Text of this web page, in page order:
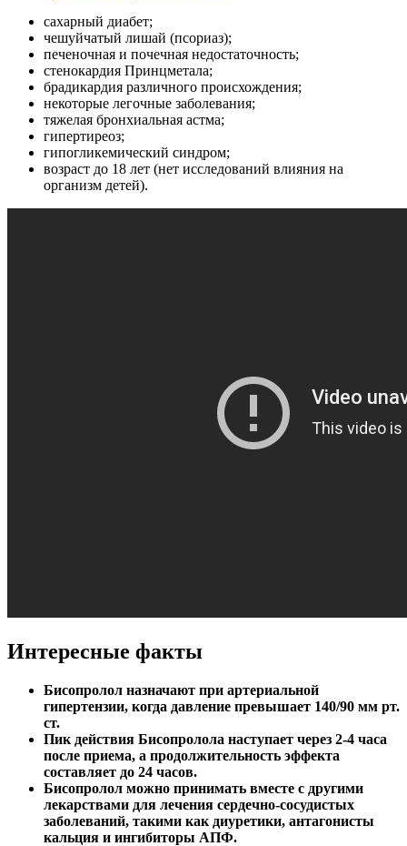
сахарный диабет;
чешуйчатый лишай (псориаз);
печеночная и почечная недостаточность;
стенокардия Принцметала;
брадикардия различного происхождения;
некоторые легочные заболевания;
тяжелая бронхиальная астма;
гипертиреоз;
гипогликемический синдром;
возраст до 18 лет (нет исследований влияния на
организм детей).
Интересные факты
Бисопролол назначают при артериальной
гипертензии, когда давление превышает 140/90 мм рт.
ст.
Пик действия Бисопролола наступает через 2-4 часа
после приема, а продолжительность эффекта
составляет до 24 часов.
Бисопролол можно принимать вместе с другими
лекарствами для лечения сердечно-сосудистых
заболеваний, такими как диуретики, антагонисты
кальция и ингибиторы АПФ.